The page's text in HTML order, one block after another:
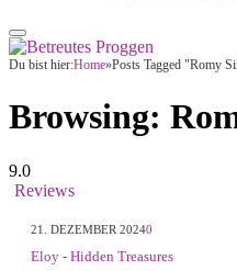
Du bist hier:Home»Posts Tagged "Romy
Browsing:
9.0
Reviews
21. DEZEMBER 20240
Eloy - Hidden Treasures